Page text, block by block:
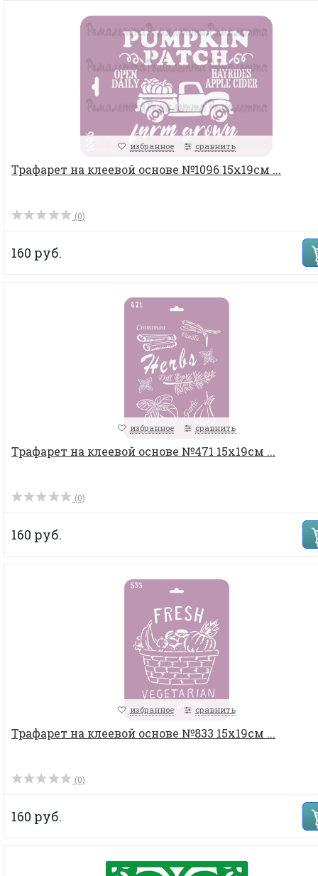
избранное сравнить
Трафарет на клеевой основе №1096 15х19см ...
(0)
160 руб.
избранное сравнить
Трафарет на клеевой основе №471 15х19см ...
(0)
160 руб.
избранное сравнить
Трафарет на клеевой основе №833 15х19см ...
(0)
160 руб.